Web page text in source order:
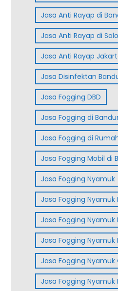
Jasa Anti Rayap di
Jasa Anti Rayap di Solo
Jasa Anti Rayap
Jasa Disinfektan
Jasa Fogging DBD
Jasa Fogging di
Jasa Fogging di
Jasa Fogging Mobil di
Jasa Fogging Nyamuk
Jasa Fogging Nyamuk
Jasa Fogging Nyamuk
Jasa Fogging Nyamuk
Jasa Fogging Nyamuk
Jasa Fogging Nyamuk